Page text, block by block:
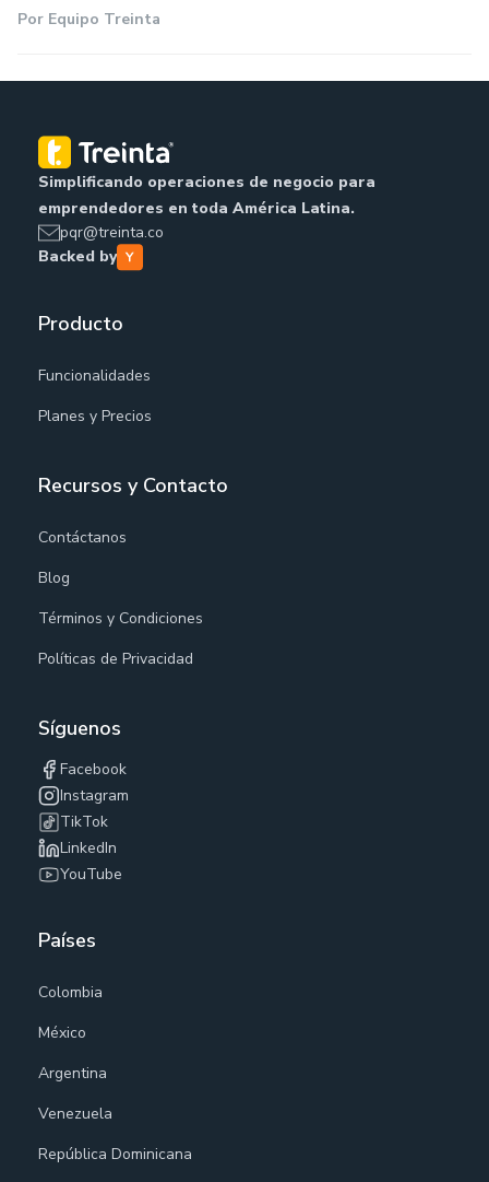
Por Equipo Treinta
Simplificando operaciones de negocio para
emprendedores en toda América Latina.
pqr@treinta.co
Backed by
Producto
Funcionalidades
Planes y Precios
Recursos y Contacto
Contáctanos
Blog
Términos y Condiciones
Políticas de Privacidad
Síguenos
Facebook
Instagram
TikTok
LinkedIn
YouTube
Países
Colombia
México
Argentina
Venezuela
República Dominicana